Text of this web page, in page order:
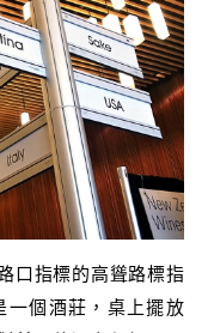
口指標的高聳路標指
一個酒莊，桌上擺放